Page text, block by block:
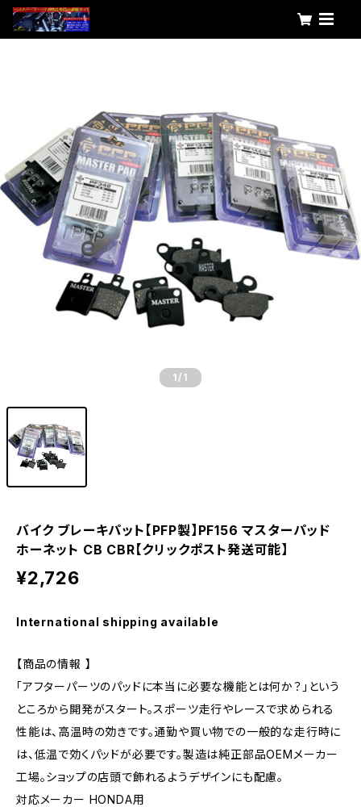
1 /1
バイク ブレーキパット【PFP製】PF156 マスターパッド
ホーネット CB CBR【クリックポスト発送可能】
¥2,726
International shipping available
【商品の情報 】
「アフターパーツのパッドに本当に必要な機能とは何か？」という
ところから開発がスタート。スポーツ走行やレースで求められる
性能は、高温時の効きです。通勤や買い物での一般的な走行時に
は、低温で効くパッドが必要です。製造は純正部品OEMメーカー
工場。ショップの店頭で飾れるようデザインにも配慮。
対応メーカー HONDA用